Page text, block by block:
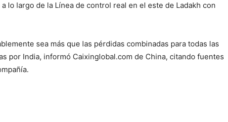
lo largo de la Línea de control real en el este de Ladakh con
sea más que las pérdidas combinadas para todas las
por India, informó Caixinglobal.com de China, citando fuentes